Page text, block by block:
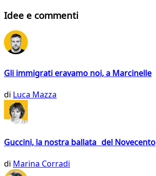
Idee e commenti
Gli immigrati eravamo noi, a Marcinelle
di Luca Mazza
Guccini, la nostra ballata del Novecento
di Marina Corradi